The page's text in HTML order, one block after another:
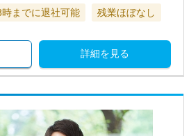
時までに退社可能 残業ほぼなし
詳細を見る